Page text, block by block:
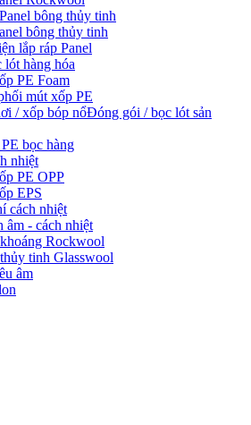
bông thủy tinh
bông thủy tinh
lắp ráp Panel
hàng hóa
PE Foam
mút xốp PE
/ xốp bóp nổĐóng gói / bọc lót sản
bọc hàng
nhiệt
PE OPP
EPS
cách nhiệt
âm - cách nhiệt
Rockwool
tinh Glasswool
âm